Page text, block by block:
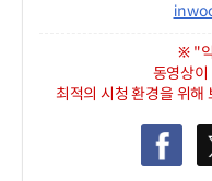
※ "
동영상
최적의 시청 환경을 위